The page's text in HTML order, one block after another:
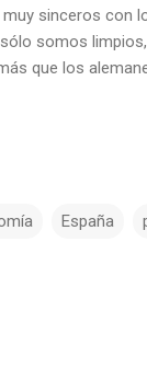
sinceros con
somos
que los
España